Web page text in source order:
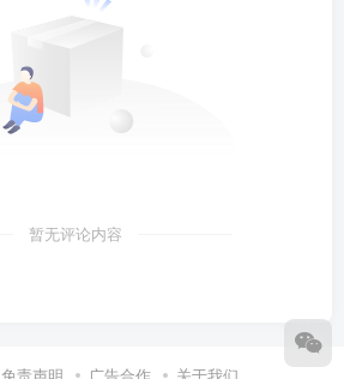
暂无评论内容